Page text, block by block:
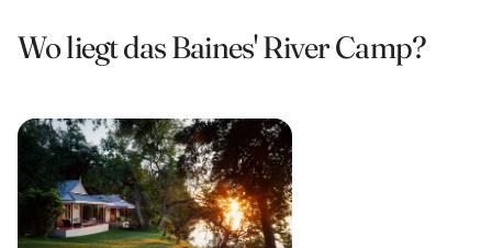
Wo liegt das Baines' River Camp?